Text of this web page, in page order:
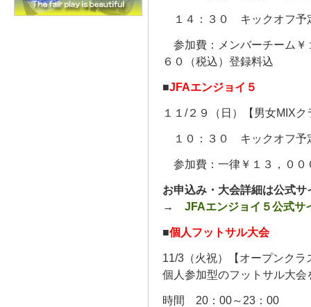
１４：３０ キックオフ予
参加費：メンバーチーム
６０（税込）登録料込
■JFAエンジョイ５
１１/２９（日）【男女MIX
１０：３０ キックオフ予
参加費：一律￥１３，００
お申込み・大会詳細は公式
→ JFAエンジョイ５公式サ
■個人フットサル大会
11/3（火祝）【オープンクラ
個人参加型のフットサル大会
時間 20：00～23：00